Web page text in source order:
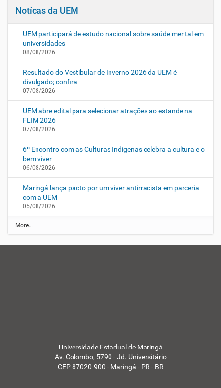
Notícas da UEM
UEM participará de estudo nacional sobre saúde mental em
universidades
08/08/2026
Resultado do Vestibular de Inverno 2026 da UEM é
divulgado; confira
07/08/2026
UEM abre edital para selecionar atrações ao estande na
FLIM 2026
07/08/2026
6º Encontro com as Culturas Indígenas celebra a cultura e o
bem viver
06/08/2026
Maringá lança pacto por um viver antirracista em parceria
com a UEM
05/08/2026
N
o
More…
Universidade Estadual de Maringá
Av. Colombo, 5790 - Jd. Universitário
CEP 87020-900 - Maringá - PR - BR